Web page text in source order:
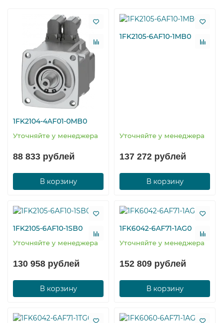
1FK2104-4AF01-0MB0
Уточняйте у менеджера
88 833 рублей
В корзину
1FK2105-6AF10-1MB0
Уточняйте у менеджера
137 272 рублей
В корзину
1FK2105-6AF10-1SB0
Уточняйте у менеджера
130 958 рублей
В корзину
1FK6042-6AF71-1AG0
Уточняйте у менеджера
152 809 рублей
В корзину